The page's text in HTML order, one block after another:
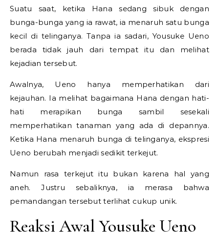
Suatu saat, ketika Hana sedang sibuk dengan
bunga-bunga yang ia rawat, ia menaruh satu bunga
kecil di telinganya. Tanpa ia sadari, Yousuke Ueno
berada tidak jauh dari tempat itu dan melihat
kejadian tersebut.
Awalnya, Ueno hanya memperhatikan dari
kejauhan. Ia melihat bagaimana Hana dengan hati-
hati merapikan bunga sambil sesekali
memperhatikan tanaman yang ada di depannya.
Ketika Hana menaruh bunga di telinganya, ekspresi
Ueno berubah menjadi sedikit terkejut.
Namun rasa terkejut itu bukan karena hal yang
aneh. Justru sebaliknya, ia merasa bahwa
pemandangan tersebut terlihat cukup unik.
Reaksi Awal Yousuke Ueno